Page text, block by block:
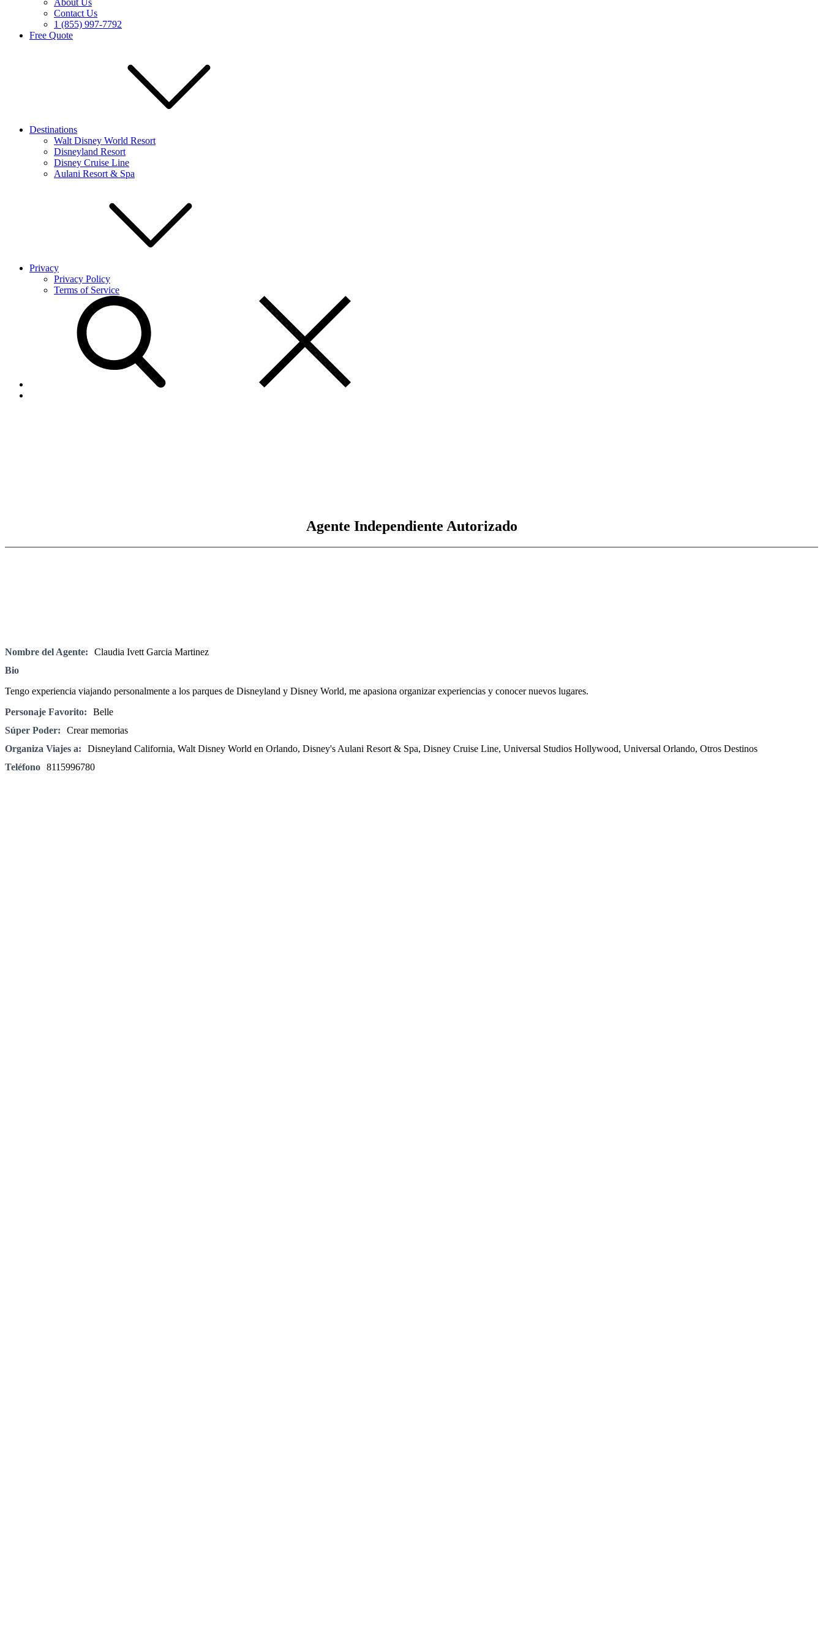
About Us
Contact Us
1 (855) 997-7792
Free Quote
Destinations
Walt Disney World Resort
Disneyland Resort
Disney Cruise Line
Aulani Resort & Spa
Privacy
Privacy Policy
Terms of Service
Agente Independiente Autorizado
Nombre del Agente:
Claudia Ivett Garcia Martinez
Bio
Tengo experiencia viajando personalmente a los parques de Disneyland y Disney World, me apasiona organizar experiencias y conocer nuevos lugares.
Personaje Favorito:
Belle
Súper Poder:
Crear memorias
Organiza Viajes a:
Disneyland California, Walt Disney World en Orlando, Disney's Aulani Resort & Spa, Disney Cruise Line, Universal Studios Hollywood, Universal Orlando, Otros Destinos
Teléfono 8115996780